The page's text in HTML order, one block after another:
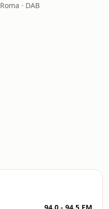
Roma · DAB